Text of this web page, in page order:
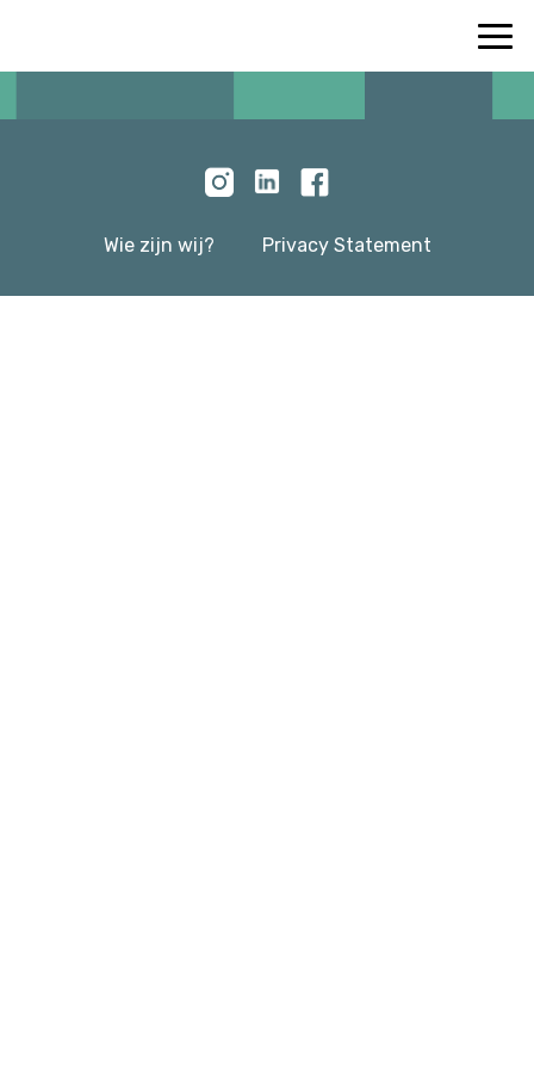
Wie zijn wij? Privacy Statement